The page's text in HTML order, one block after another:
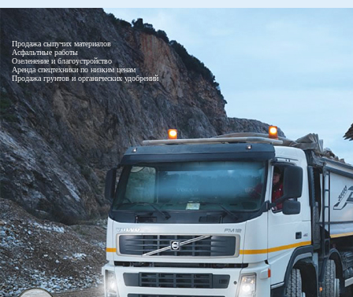
Продажа сыпучих материалов
Асфальтные работы
Озеленение и благоустройство
Аренда спецтехники по низким ценам
Продажа грунтов и органических удобрений